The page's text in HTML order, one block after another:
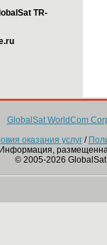
TR-
GlobalSat WorldCom
оказания услуг/
Информация,
© 2005-2026